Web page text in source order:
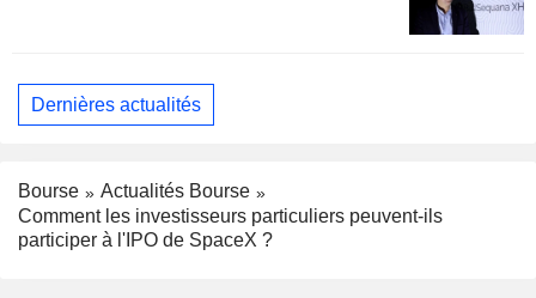
Dernières actualités
Bourse
Actualités Bourse
Comment les investisseurs particuliers peuvent-ils
participer à l'IPO de SpaceX ?